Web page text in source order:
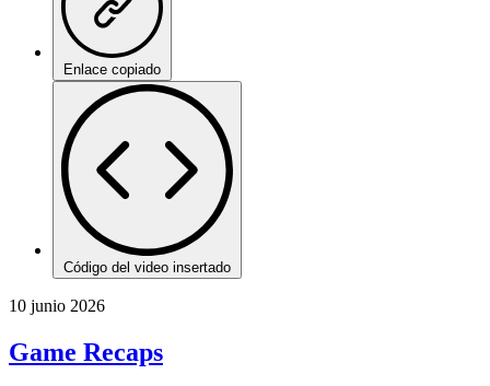
Enlace copiado
Código del video insertado
10 junio 2026
Game Recaps